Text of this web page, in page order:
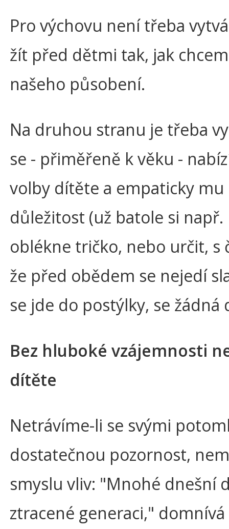
Pro výchovu není třeba
žít před dětmi tak, jak
našeho působení.
Na druhou stranu je třeba
se - přiměřeně k věku -
volby dítěte a empaticky
důležitost (už batole si
oblékne tričko, nebo určit, s
že před obědem se nejedí
se jde do postýlky, se
Bez hluboké vzájemnosti
dítěte
Netrávíme-li se svými
dostatečnou pozornost,
smyslu vliv: "Mnohé dnešní
ztracené generaci,"